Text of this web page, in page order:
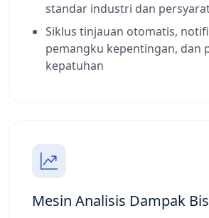
standar industri dan
Siklus tinjauan otomatis,
pemangku kepentingan, dan
kepatuhan
Mesin Analisis Dampak